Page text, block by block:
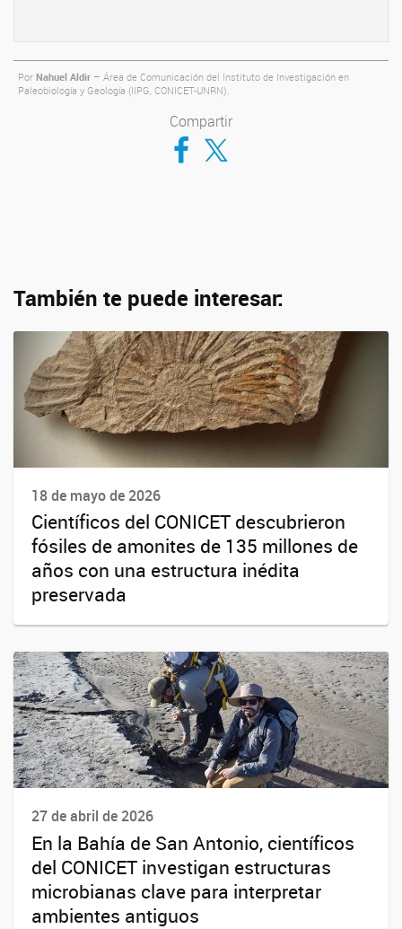
Por Nahuel Aldir – Área de Comunicación del Instituto de Investigación en
Paleobiología y Geología (IIPG, CONICET-UNRN).
Compartir
Compartir en Facebook
Compartir en Twitter
También te puede interesar:
18 de mayo de 2026
Científicos del CONICET descubrieron
fósiles de amonites de 135 millones de
años con una estructura inédita
preservada
27 de abril de 2026
En la Bahía de San Antonio, científicos
del CONICET investigan estructuras
microbianas clave para interpretar
ambientes antiguos